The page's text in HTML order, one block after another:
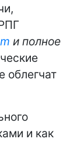
и полное
облегчат
и как